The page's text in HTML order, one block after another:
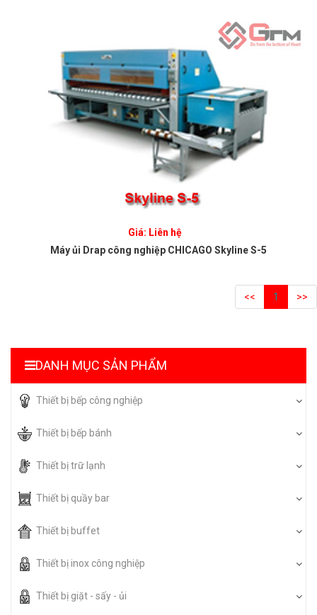
Giá: Liên hệ
Máy ủi Drap công nghiệp CHICAGO Skyline S-5
<< 1 >>
DANH MỤC SẢN PHẨM
Thiết bị bếp công nghiệp
Thiết bị bếp bánh
Thiết bị trữ lạnh
Thiết bị quầy bar
Thiết bị buffet
Thiết bị inox công nghiệp
Thiết bị giặt - sấy - ủi